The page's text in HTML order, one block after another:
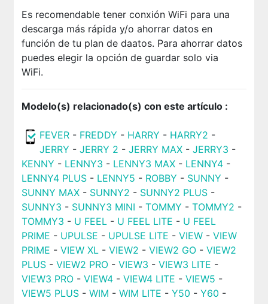
Es recomendable tener conxión WiFi para una
descarga más rápida y/o ahorrar datos en
función de tu plan de daatos. Para ahorrar datos
puedes elegir la opción de guardar solo via
WiFi.
Modelo(s) relacionado(s) con este artículo :
FEVER - FREDDY - HARRY - HARRY2 -
JERRY - JERRY 2 - JERRY MAX- JERRY3 -
KENNY - LENNY3 - LENNY3 MAX- LENNY4-
LENNY4 PLUS- LENNY5 - ROBBY - SUNNY -
SUNNY MAX- SUNNY2 - SUNNY2 PLUS-
SUNNY3 - SUNNY3 MINI - TOMMY - TOMMY2 -
TOMMY3 - U FEEL- U FEEL LITE - U FEEL
PRIME - UPULSE - UPULSE LITE - VIEW- VIEW
PRIME - VIEW XL- VIEW2 - VIEW2 GO- VIEW2
PLUS- VIEW2 PRO- VIEW3 - VIEW3 LITE -
VIEW3 PRO- VIEW4- VIEW4 LITE - VIEW5 -
VIEW5 PLUS- WIM - WIM LITE - Y50 - Y60 -